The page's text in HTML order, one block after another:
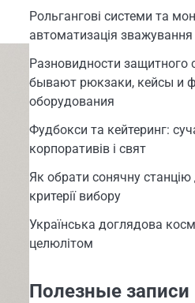
Рольгангові системи та
автоматизація зважування
Разновидности защитного
бывают рюкзаки, кейсы и
оборудования
Фудбокси та кейтеринг:
корпоративів і свят
Як обрати сонячну станцію
критерії вибору
Українська доглядова
целюлітом
Полезные записи